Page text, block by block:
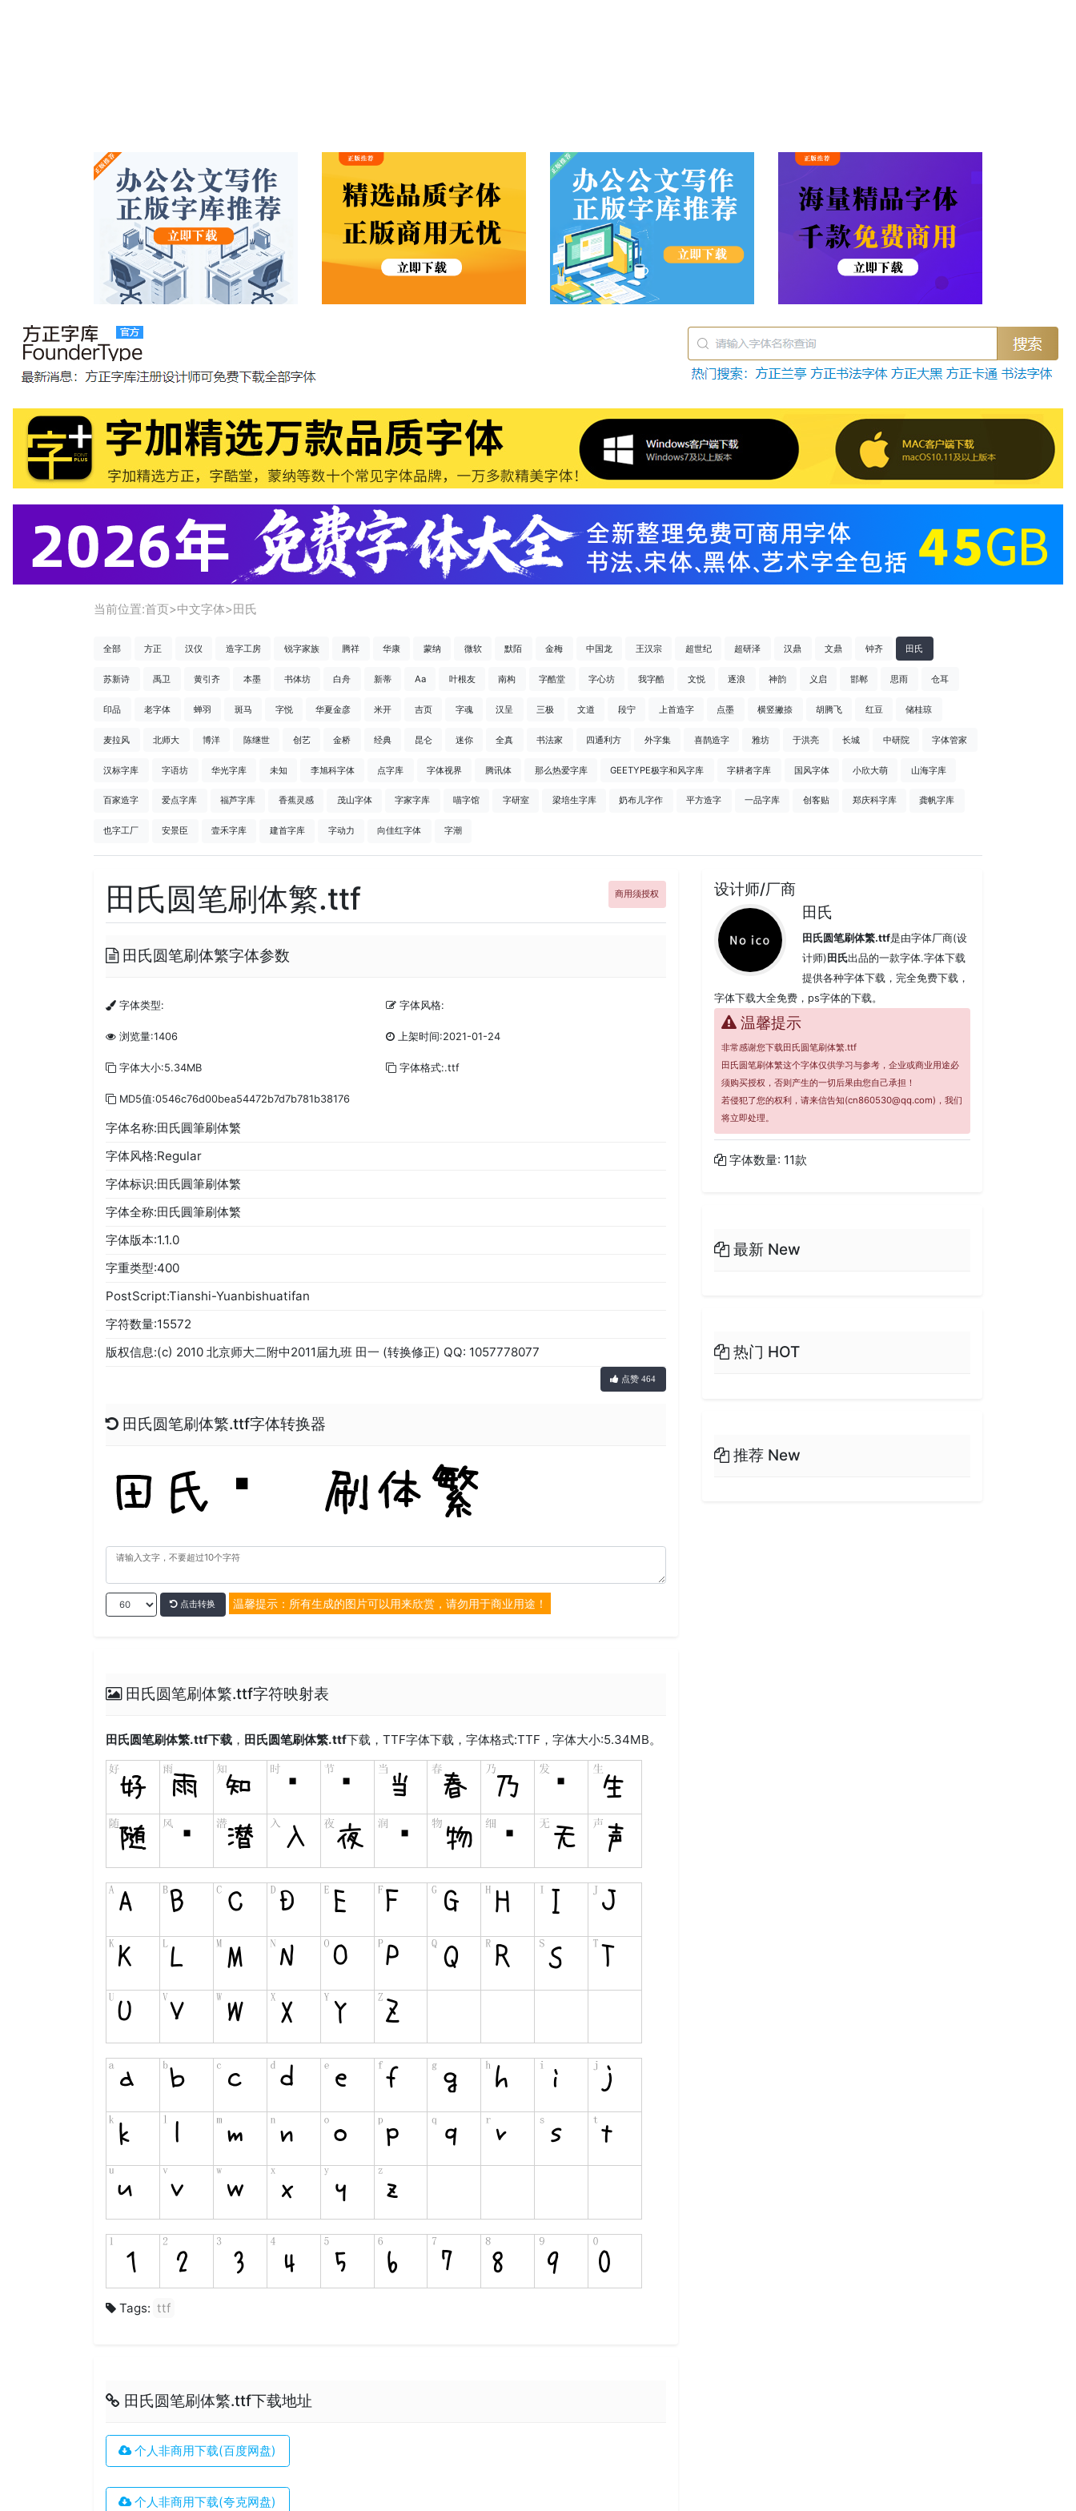
当前位置:首页>中文字体>田氏
全部 方正 汉仪 造字工房 锐字家族 腾祥 华康 蒙纳 微软 默陌 金梅 中国龙 王汉宗 超世纪 超研泽 汉鼎 文鼎 钟齐 田氏
苏新诗 禹卫 黄引齐 本墨 书体坊 白舟 新蒂 Aa 叶根友 南构 字酷堂 字心坊 我字酷 文悦 逐浪 神韵 义启 邯郸 思雨 仓耳
印品 老字体 蝉羽 斑马 字悦 华夏金彦 米开 吉页 字魂 汉呈 三极 文道 段宁 上首造字 点墨 横竖撇捺 胡腾飞 红豆 储桂琼
麦拉风 北师大 博洋 陈继世 创艺 金桥 经典 昆仑 迷你 全真 书法家 四通利方 外字集 喜鹊造字 雅坊 于洪亮 长城 中研院 字体管家
汉标字库 字语坊 华光字库 未知 李旭科字体 点字库 字体视界 腾讯体 那么热爱字库 GEETYPE极字和风字库 字耕者字库 国风字体 小欣大萌 山海字库
百家造字 爱点字库 福芦字库 香蕉灵感 茂山字体 字家字库 喵字馆 字研室 梁培生字库 奶布儿字作 平方造字 一品字库 创客贴 郑庆科字库 龚帆字库
也字工厂 安景臣 壹禾字库 建首字库 字动力 向佳红字体 字潮
田氏圆笔刷体繁.ttf 商用须授权
田氏圆笔刷体繁字体参数
字体类型: 字体风格:
浏览量:1406 上架时间:2021-01-24
字体大小:5.34MB 字体格式:.ttf
MD5值:0546c76d00bea54472b7d7b781b38176
字体名称:田氏圓筆刷体繁
字体风格:Regular
字体标识:田氏圓筆刷体繁
字体全称:田氏圓筆刷体繁
字体版本:1.1.0
字重类型:400
PostScript:Tianshi-Yuanbishuatifan
字符数量:15572
版权信息:(c) 2010 北京师大二附中2011届九班 田一 (转换修正) QQ: 1057778077
点赞 464
田氏圆笔刷体繁.ttf字体转换器
点击转换 温馨提示：所有生成的图片可以用来欣赏，请勿用于商业用途！
田氏圆笔刷体繁.ttf字符映射表
田氏圆笔刷体繁.ttf下载 ， 田氏圆笔刷体繁.ttf下载，TTF字体下载，字体格式:TTF ，字体大小:5.34MB。
Tags: ttf
田氏圆笔刷体繁.ttf下载地址
个人非商用下载(百度网盘)
个人非商用下载(夸克网盘)
设计师/厂商
田氏
田氏圆笔刷体繁.ttf是由字体厂商(设
计师)田氏出品的一款字体.字体下载
提供各种字体下载，完全免费下载，
字体下载大全免费，ps字体的下载。
温馨提示
非常感谢您下载田氏圆笔刷体繁.ttf
田氏圆笔刷体繁这个字体仅供学习与参考，企业或商业用途必
须购买授权，否则产生的一切后果由您自己承担！
若侵犯了您的权利，请来信告知(cn860530@qq.com)，我们
将立即处理。
字体数量: 11款
最新 New
热门 HOT
推荐 New